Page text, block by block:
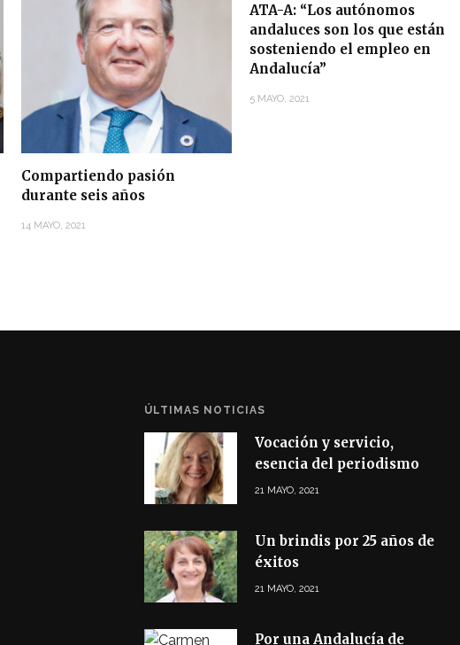
Compartiendo pasión
durante seis años
14 MAYO, 2021
ATA-A: “Los autónomos
andaluces son los que están
sosteniendo el empleo en
Andalucía”
5 MAYO, 2021
ÚLTIMAS NOTICIAS
Vocación y servicio,
esencia del periodismo
21 MAYO, 2021
Un brindis por 25 años de
éxitos
21 MAYO, 2021
Por una Andalucía de